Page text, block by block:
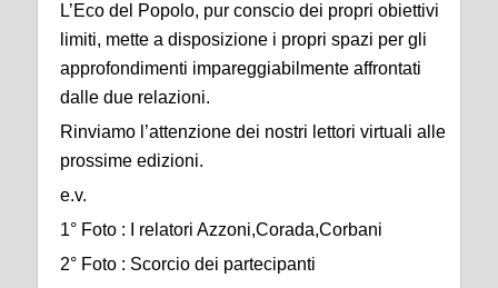
L’Eco del Popolo, pur conscio dei propri obiettivi
limiti, mette a disposizione i propri spazi per gli
approfondimenti impareggiabilmente affrontati
dalle due relazioni.
Rinviamo l’attenzione dei nostri lettori virtuali alle
prossime edizioni.
e.v.
1° Foto : I relatori Azzoni,Corada,Corbani
2° Foto : Scorcio dei partecipanti